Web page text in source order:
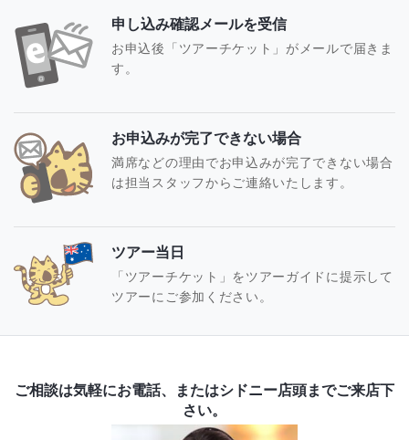
申し込み確認メールを受信
お申込後「ツアーチケット」がメールで届きま
す。
お申込みが完了できない場合
満席などの理由でお申込みが完了できない場合
は担当スタッフからご連絡いたします。
ツアー当日
「ツアーチケット」をツアーガイドに提示して
ツアーにご参加ください。
ご相談は気軽にお電話、またはシドニー店頭までご来店下
さい。